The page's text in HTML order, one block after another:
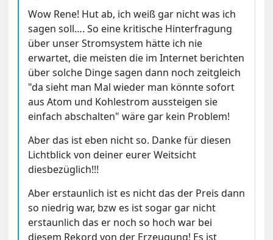
Wow Rene! Hut ab, ich weiß gar nicht was ich
sagen soll…. So eine kritische Hinterfragung
über unser Stromsystem hätte ich nie
erwartet, die meisten die im Internet berichten
über solche Dinge sagen dann noch zeitgleich
"da sieht man Mal wieder man könnte sofort
aus Atom und Kohlestrom aussteigen sie
einfach abschalten" wäre gar kein Problem!
Aber das ist eben nicht so. Danke für diesen
Lichtblick von deiner eurer Weitsicht
diesbezüglich!!!
Aber erstaunlich ist es nicht das der Preis dann
so niedrig war, bzw es ist sogar gar nicht
erstaunlich das er noch so hoch war bei
diesem Rekord von der Erzeugung! Es ist